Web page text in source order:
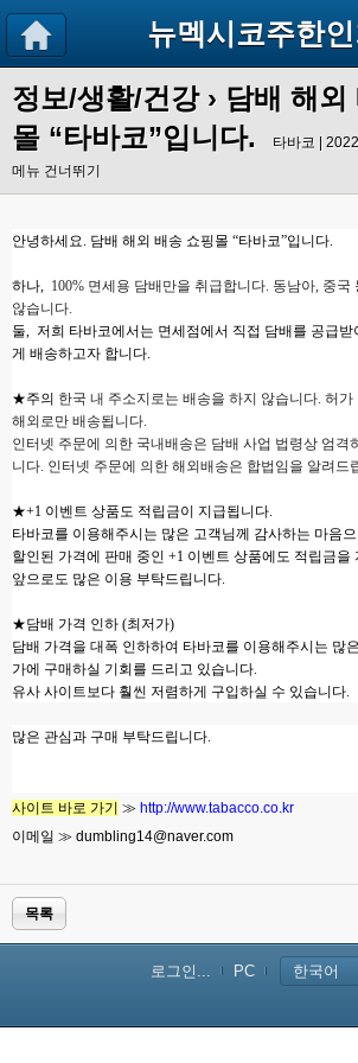
뉴멕시코주한인
정보/생활/건강› 담배 해외
몰 “타바코”입니다.
타바코 |
메뉴 건너뛰기
안녕하세요. 담배 해외 배송 쇼핑몰 “타바코”입니다.
하나, 100% 면세용 담배만을 취급합니다. 동남아, 중국
않습니다.
둘, 저희 타바코에서는 면세점에서 직접 담배를 공급
게 배송하고자 합니다.
★주의 한국 내 주소지로는 배송을 하지 않습니다. 허가
해외로만 배송됩니다.
인터넷 주문에 의한 국내배송은 담배 사업 법령상 엄격
니다. 인터넷 주문에 의한 해외배 송은 합법임을 알려드
★+1 이벤트 상품도 적립금이 지급됩니다.
타바코를 이용해주시는 많은 고객님께 감사하는 마음
할인된 가격에 판매 중인 +1 이벤트 상품에도 적립금을
앞으로도 많은 이용 부탁드립니다.
★담배 가격 인하 (최저가)
담배 가격을 대폭 인하하여 타바코를 이용해주시는 많
가에 구매하실 기회를 드리고 있습니다.
유사 사이트보다 훨씬 저렴하게 구입하실 수 있습니다.
많은 관심과 구매 부탁드립니다.
사이트 바로 가기 ≫ http://www.tabacco.co.kr
이메일 ≫ dumbling14@naver.com
목록
로그인... PC 한국어